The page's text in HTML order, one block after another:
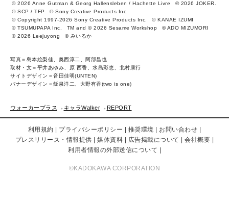
© 2026 Anne Gutman & Georg Hallensleben / Hachette Livre
© 2026 JOKER.
© SCP / TFP
© Sony Creative Products Inc.
© Copyright 1997-2026 Sony Creative Products Inc.
© KANAE IZUMI
© TSUMUPAPA Inc.
TM and © 2026 Sesame Workshop
© ADO MIZUMORI
© 2026 Leejuyong
© みいるか
写真＝島本絵梨佳、奥西淳二、阿部昌也
取材・文＝平井あゆみ、原 西香、水島彩恵、北村康行
サイトデザイン＝音田佳明(UNTEN)
バナーデザイン＝飯泉洋二、大野有香(two is one)
ウォーカープラス キャラWalker REPORT
利用規約 プライバシーポリシー 推奨環境
お問い合わせ
プレスリリース・情報提供
媒体資料 広告掲載について
会社概要
利用者情報の外部送信について
©KADOKAWA CORPORATION